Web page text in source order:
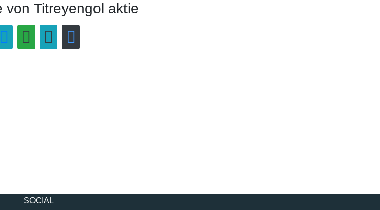
von Titreyengol aktie
SOCIAL